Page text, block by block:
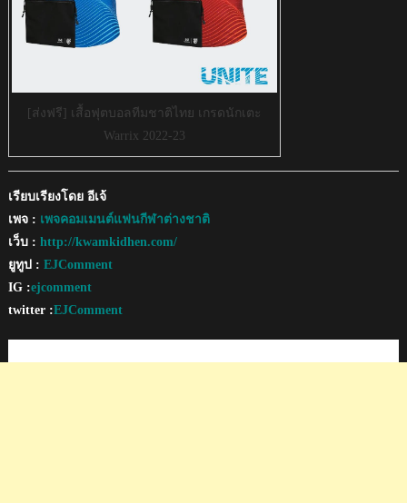
[ส่งฟรี] เสื้อฟุตบอลทีมชาติไทย เกรดนักเตะ
Warrix 2022-23
เรียบเรียงโดย อีเจ้
เพจ : เพจคอมเมนต์แฟนกีฬาต่างชาติ
เว็บ : http://kwamkidhen.com/
ยูทูป : EJComment
IG :ejcomment
twitter :EJComment